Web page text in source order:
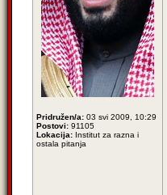
Pridružen/a: 03 svi 2009, 10:29
Postovi: 91105
Lokacija: Institut za razna i
ostala pitanja